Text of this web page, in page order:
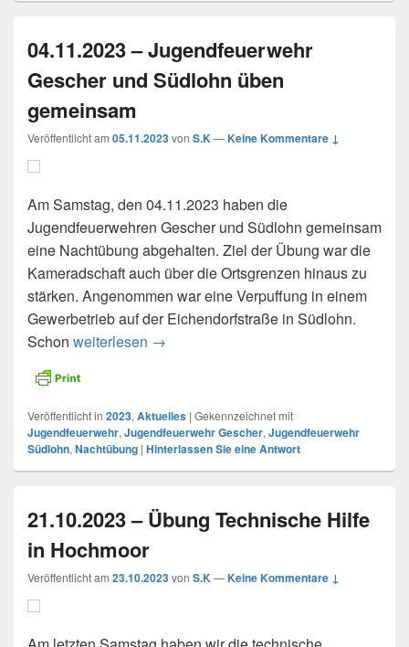
04.11.2023 – Jugendfeuerwehr
Gescher und Südlohn üben
gemeinsam
Veröffentlicht am 05.11.2023von S.K—Keine Kommentare ↓
Am Samstag, den 04.11.2023 haben die
Jugendfeuerwehren Gescher und Südlohn gemeinsam
eine Nachtübung abgehalten. Ziel der Übung war die
Kameradschaft auch über die Ortsgrenzen hinaus zu
stärken. Angenommen war eine Verpuffung in einem
Gewerbetrieb auf der Eichendorfstraße in Südlohn.
Schon weiterlesen 04.11.2023 – Jugendfeuerwehr
→
Veröffentlicht in 2023, Aktuelles | Gekennzeichnet mit
Jugendfeuerwehr, Jugendfeuerwehr Gescher, Jugendfeuerwehr
Südlohn, Nachtübung | Hinterlassen Sie eine Antwort
21.10.2023 – Übung Technische Hilfe
in Hochmoor
Veröffentlicht am 23.10.2023von S.K—Keine Kommentare ↓